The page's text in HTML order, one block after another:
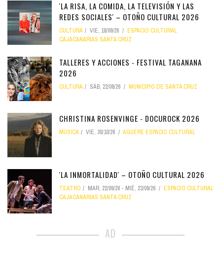
'LA RISA, LA COMIDA, LA TELEVISIÓN Y LAS
REDES SOCIALES' – OTOÑO CULTURAL 2026
CULTURA VIE, 18/09/26
ESPACIO CULTURAL
CAJACANARIAS SANTA CRUZ
TALLERES Y ACCIONES - FESTIVAL TAGANANA
2026
CULTURA SÁB, 22/08/26 MUNICIPIO DE SANTA CRUZ
CHRISTINA ROSENVINGE - DOCUROCK 2026
MÚSICA VIE, 30/10/26 AGUERE ESPACIO CULTURAL
'LA INMORTALIDAD' – OTOÑO CULTURAL 2026
TEATRO MAR, 22/09/26 - MIÉ, 23/09/26
ESPACIO CULTURAL
CAJACANARIAS SANTA CRUZ
AD